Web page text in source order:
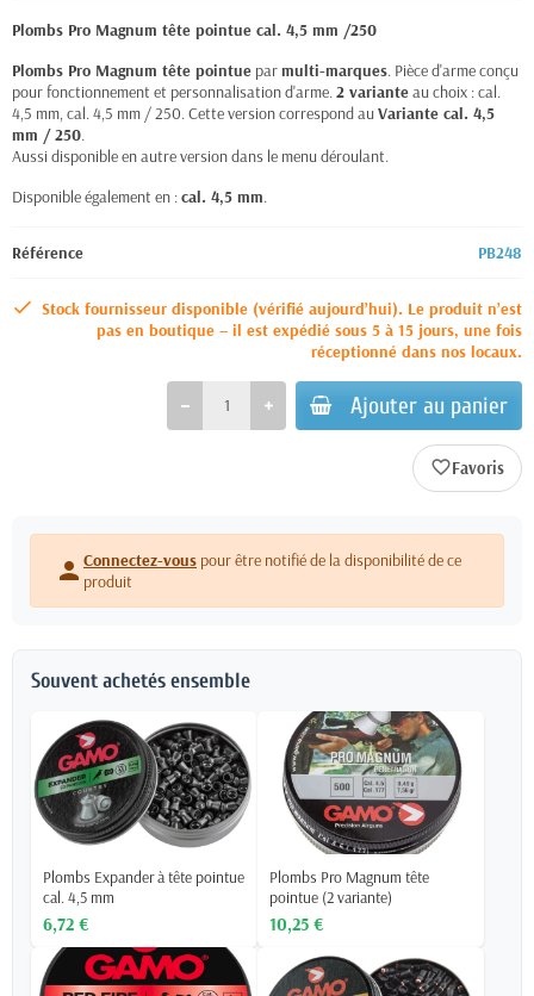
Plombs Pro Magnum tête pointue cal. 4,5 mm /250
Plombs Pro Magnum tête pointue parmulti-marques. Pièce d'arme conçu
pour fonctionnement et personnalisation d'arme.2 varianteau choix : cal.
4,5 mm, cal. 4,5 mm / 250. Cette version correspond auVariante cal. 4,5
mm / 250.
Aussi disponible en autre version dans le menu déroulant.
Disponible également en :cal. 4,5 mm.
Référence PB248
Stock fournisseur disponible (vérifié aujourd’hui). Le produit n’est
pas en boutique – il est expédié sous 5 à 15 jours, une fois
réceptionné dans nos locaux.
Ajouter au panier
favorite_border
person Connectez-vous pour être notifié de la disponibilité de ce
produit
Souvent achetés ensemble
Plombs Expander à tête pointue
cal. 4,5 mm
6,72 €
Plombs Pro Magnum tête
pointue (2 variante)
10,25 €